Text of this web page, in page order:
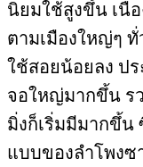
นิยมใช้สูงขึ้น เนื่
ตามเมืองใหญ่ๆ
ใช้สอยน้อยลง ป
จอใหญ่มากขึ้น ร
มิ่งก็เริ่มมีมากขึ้
แบบของลำโพงซ